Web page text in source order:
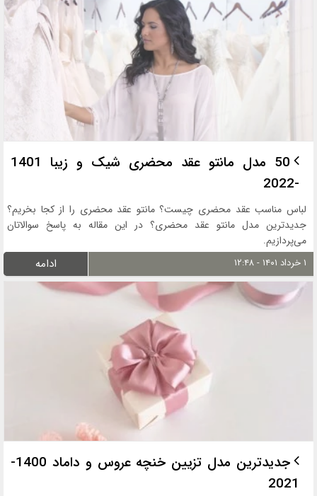
50 مدل مانتو عقد محضری شیک و زیبا 1401
-2022
لباس مناسب عقد محضری چیست؟ مانتو عقد محضری را از کجا بخریم؟
جدیدترین مدل مانتو عقد محضری؟ در این مقاله به پاسخ سوالاتان
می‌پردازیم.
۱ خرداد ۱۴۰۱ - ۱۲:۴۸ ادامه
جدیدترین مدل تزیین خنچه عروس و داماد 1400-
2021